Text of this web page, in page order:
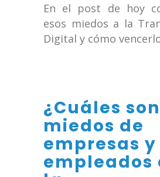
En el post de hoy
esos miedos a la
Digital y cómo
¿Cuáles
miedos de
empresas y
empleados